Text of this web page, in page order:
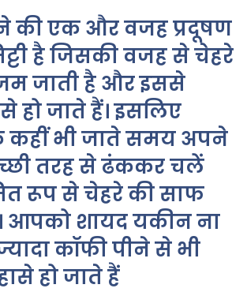
की एक और वजह प्रदूषण
है जिसकी वजह से चेहरे
जाती है और इससे
हो जाते हैं। इसलिए
कहीं भी जाते समय अपने
तरह से ढंककर चलें
रूप से चेहरे की साफ
आपको शायद यकीन ना
कॉफी पीने से भी
हो जाते हैं